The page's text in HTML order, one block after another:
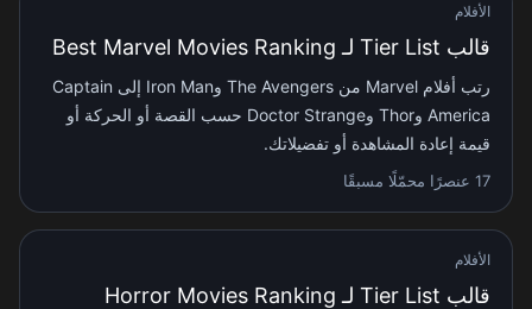
الأفلام
قالب Tier List لـ Best Marvel Movies Ranking
رتب أفلام Marvel من The Avengers وIron Man إلى Captain
America وThor وDoctor Strange حسب القصة أو الحركة أو
قيمة إعادة المشاهدة أو تفضيلاتك.
17 عنصرًا محمّلًا مسبقًا
الأفلام
قالب Tier List لـ Horror Movies Ranking